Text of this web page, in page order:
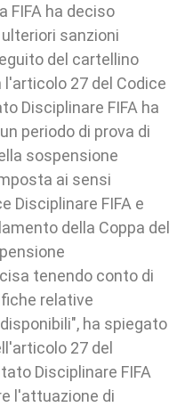
FIFA ha deciso
sanzioni
del cartellino
27 del Codice
Disciplinare FIFA ha
periodo di prova di
sospensione
ai sensi
Disciplinare FIFA e
della Coppa del
tenendo conto di
relative
ha spiegato
27 del
Disciplinare FIFA
l'attuazione di